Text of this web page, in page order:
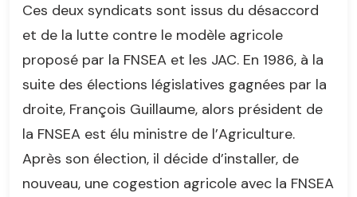
Ces deux syndicats sont issus du désaccord
et de la lutte contre le modèle agricole
proposé par la FNSEA et les JAC. En 1986, à la
suite des élections législatives gagnées par la
droite, François Guillaume, alors président de
la FNSEA est élu ministre de l’Agriculture.
Après son élection, il décide d’installer, de
nouveau, une cogestion agricole avec la FNSEA